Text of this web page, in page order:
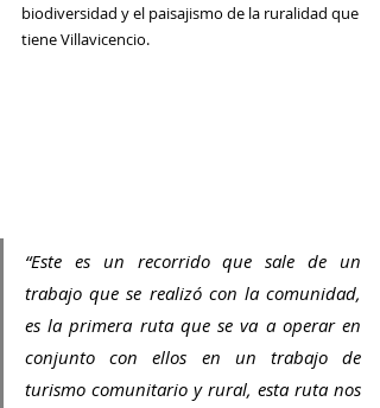
biodiversidad y el paisajismo de la ruralidad que
tiene Villavicencio.
“Este es un recorrido que sale de un
trabajo que se realizó con la comunidad,
es la primera ruta que se va a operar en
conjunto con ellos en un trabajo de
turismo comunitario y rural, esta ruta nos